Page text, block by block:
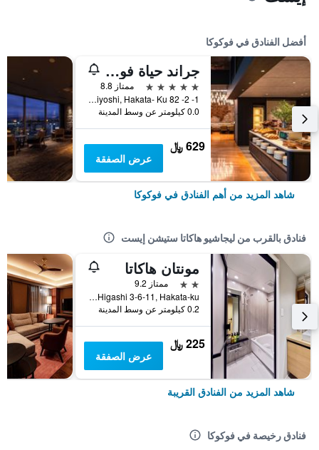
أفضل الفنادق في فوكوكا
جراند حياة فوكوكا
5 نجوم
ممتاز 8.8
1- 2- 82 Sumiyoshi, Hakata- Ku, فوكوكا, اليابان
0.0 كيلومتر عن وسط المدينة
629 ﷼
عرض الصفقة
شاهد المزيد من أهم الفنادق في فوكوكا
فنادق بالقرب من ليجاشيو هاكاتا ستيشن إيست
مونتان هاكاتا
2 نجمتين
ممتاز 9.2
Hakataeki Higashi 3-6-11, Hakata-ku, فوكوكا, اليابان
0.2 كيلومتر عن وسط المدينة
225 ﷼
عرض الصفقة
شاهد المزيد من الفنادق القريبة
فنادق رخيصة في فوكوكا